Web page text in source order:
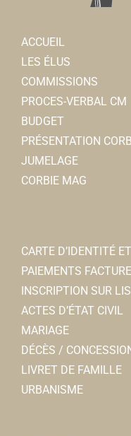
ACCUEIL
LES ÉLUS
COMMISSIONS
PROCES-VERBAL CM
BUDGET
PRÉSENTATION
JUMELAGE
CORBIE MAG
CARTE D’IDENTITÉ
PAIEMENTS
INSCRIPTION SUR
ACTES D’ÉTAT CIVIL
MARIAGE
DÉCÈS /
LIVRET DE FAMILLE
URBANISME